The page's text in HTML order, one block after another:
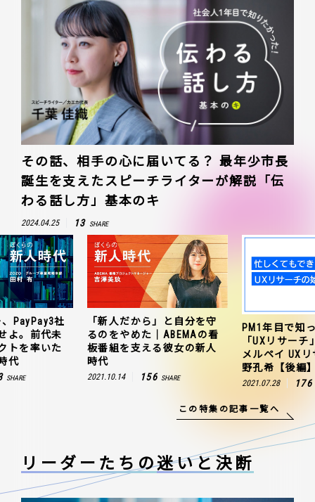
その話、相手の心に届いてる？ 最年少市長
誕生を支えたスピーチライターが解説「伝
わる話し方」基本のキ
2024.04.25 13 SHARE
PayPay3社
よ。前代未
トを率いた
代
SHARE
「新人だから」と自分を守
るのをやめた｜ABEMAの看
板番組を支える彼女の新人
時代
2021.10.14 156 SHARE
PM1年目で知
「UXリサー
メルペイ UX
野孔希【後編
2021.07.28 176
この特集の記事一覧へ
リーダーたちの迷いと決断